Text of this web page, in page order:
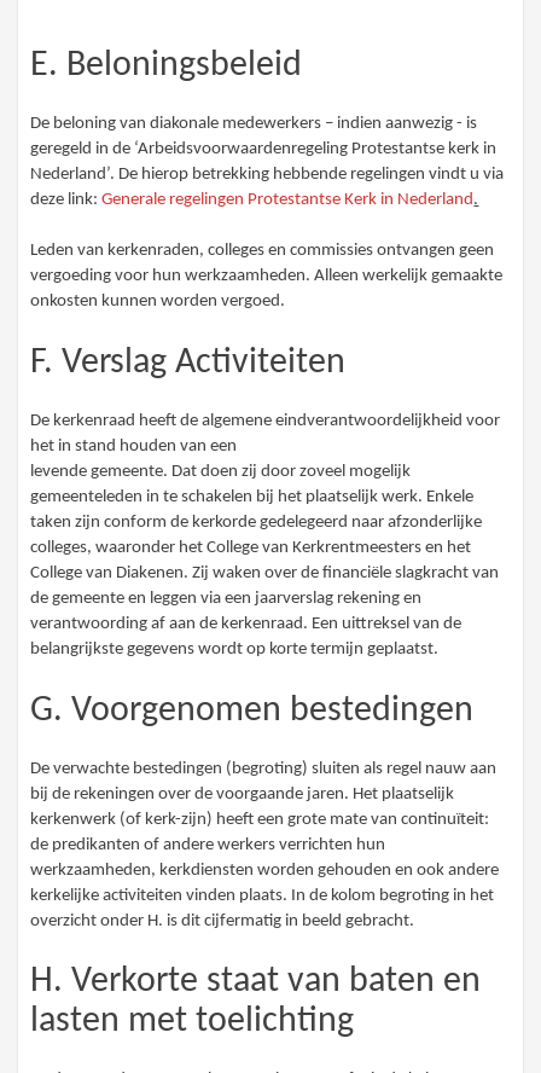
E. Beloningsbeleid
De beloning van diakonale medewerkers – indien aanwezig - is
geregeld in de ‘Arbeidsvoorwaardenregeling Protestantse kerk in
Nederland’. De hierop betrekking hebbende regelingen vindt u via
deze link:Generale regelingen Protestantse Kerk in Nederland.
Leden van kerkenraden, colleges en commissies ontvangen geen
vergoeding voor hun werkzaamheden. Alleen werkelijk gemaakte
onkosten kunnen worden vergoed.
F. Verslag Activiteiten
De kerkenraad heeft de algemene eindverantwoordelijkheid voor
het in stand houden van een
levende gemeente. Dat doen zij door zoveel mogelijk
gemeenteleden in te schakelen bij het plaatselijk werk. Enkele
taken zijn conform de kerkorde gedelegeerd naar afzonderlijke
colleges, waaronder het College van Kerkrentmeesters en het
College van Diakenen. Zij waken over de financiële slagkracht van
de gemeente en leggen via een jaarverslag rekening en
verantwoording af aan de kerkenraad. Een uittreksel van de
belangrijkste gegevens wordt op korte termijn geplaatst.
G. Voorgenomen bestedingen
De verwachte bestedingen (begroting) sluiten als regel nauw aan
bij de rekeningen over de voorgaande jaren. Het plaatselijk
kerkenwerk (of kerk-zijn) heeft een grote mate van continuïteit:
de predikanten of andere werkers verrichten hun
werkzaamheden, kerkdiensten worden gehouden en ook andere
kerkelijke activiteiten vinden plaats. In de kolom begroting in het
overzicht onder H. is dit cijfermatig in beeld gebracht.
H. Verkorte staat van baten en
lasten met toelichting